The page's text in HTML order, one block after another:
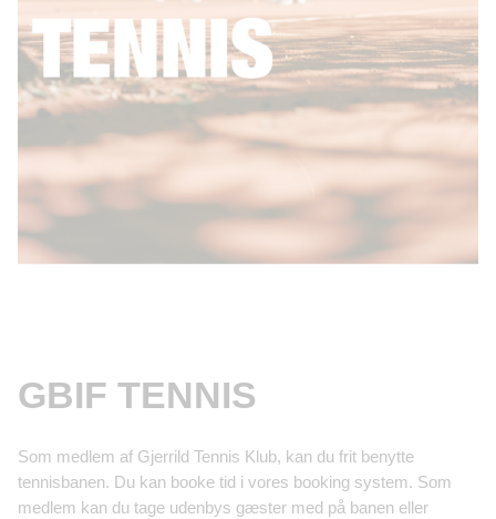
GBIF TENNIS
Som medlem af Gjerrild Tennis Klub, kan du frit benytte
tennisbanen. Du kan booke tid i vores booking system. Som
medlem kan du tage udenbys gæster med på banen eller